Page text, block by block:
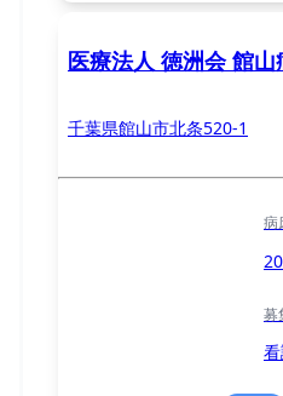
医療法人 徳洲会 館山
千葉県館山市北条520-1
病
募